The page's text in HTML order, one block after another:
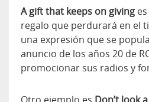
A gift that keeps on giving
regalo que perdurará en el
una expresión que se
anuncio de los años 20 de
promocionar sus radios y